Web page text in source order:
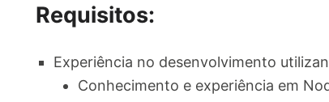
Requisitos:
Experiência no desenvolvimento
Conhecimento e experiência em